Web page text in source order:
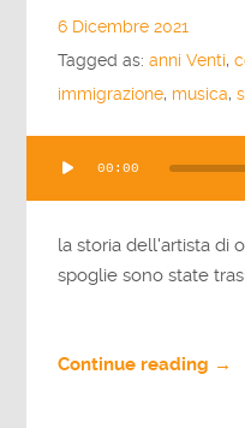
6 Dicembre 2021
Tagged as:anni Venti,
immigrazione, musica,
Player
00:00
la storia dell'artista di
spoglie sono state
Continue reading →